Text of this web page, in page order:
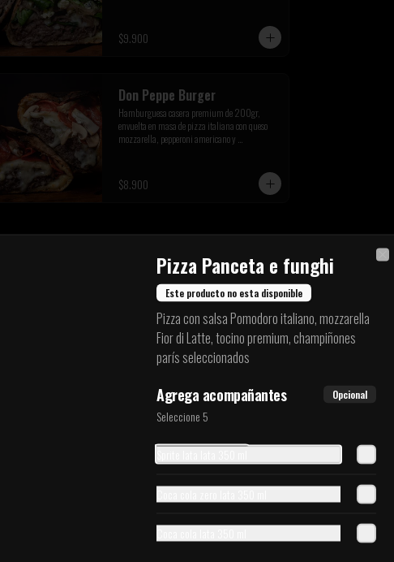
$9.900
Don Peppe Burger
Hamburguesa casera premium de 200gr,
envuelta en masa de pizza italiana con queso
mozzarella, pepperoni americano y
$8.900
Palitos de Ajo
Pizza Panceta e funghi
Este producto no esta disponible
Pizza con salsa Pomodoro italiano, mozzarella
Fior di Latte, tocino premium, champiñones
parís seleccionados
Agrega acompañantes Opcional
Seleccione 5